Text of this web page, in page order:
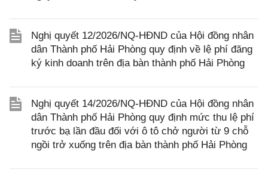
Nghị quyết 12/2026/NQ-HĐND của Hội đồng nhân
dân Thành phố Hải Phòng quy định về lệ phí đăng
ký kinh doanh trên địa bàn thành phố Hải Phòng
Nghị quyết 14/2026/NQ-HĐND của Hội đồng nhân
dân Thành phố Hải Phòng quy định mức thu lệ phí
trước bạ lần đầu đối với ô tô chở người từ 9 chỗ
ngồi trở xuống trên địa bàn thành phố Hải Phòng